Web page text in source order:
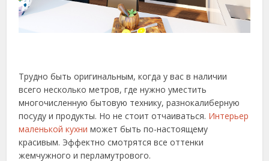
Трудно быть оригинальным, когда у вас в наличии
всего несколько метров, где нужно уместить
многочисленную бытовую технику, разнокалиберную
посуду и продукты. Но не стоит отчаиваться. Интерьер
маленькой кухни может быть по-настоящему
красивым. Эффектно смотрятся все оттенки
жемчужного и перламутрового.